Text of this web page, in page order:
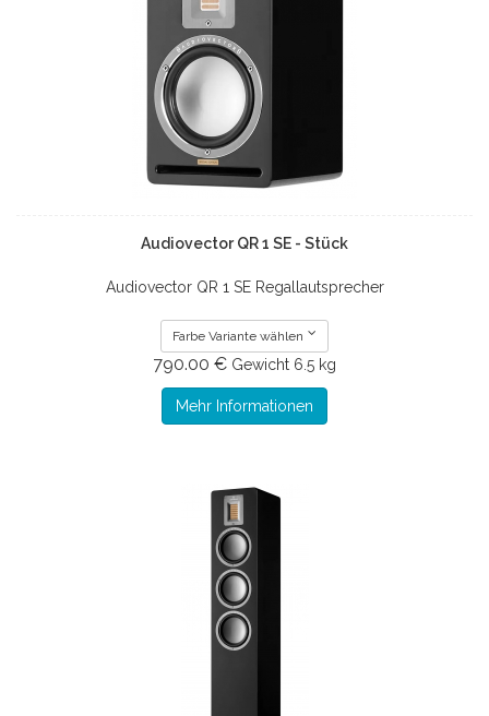
Audiovector QR 1 SE - Stück
Audiovector QR 1 SE Regallautsprecher
Farbe Variante wählen
790.00 € Gewicht 6.5 kg
Mehr Informationen